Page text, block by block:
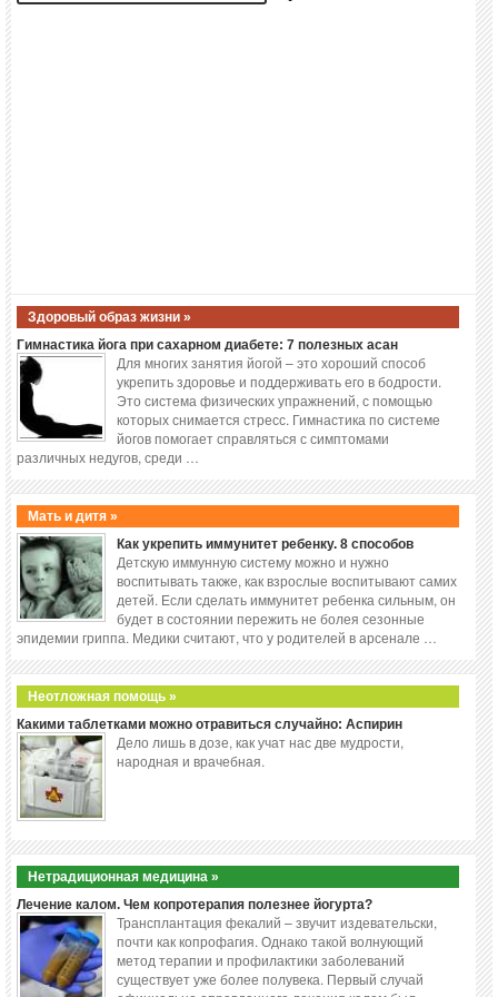
Здоровый образ жизни »
Гимнастика йога при сахарном диабете: 7 полезных асан
Для многих занятия йогой – это хороший способ
укрепить здоровье и поддерживать его в бодрости.
Это система физических упражнений, с помощью
которых снимается стресс. Гимнастика по системе
йогов помогает справляться с симптомами
различных недугов, среди …
Мать и дитя »
Как укрепить иммунитет ребенку. 8 способов
Детскую иммунную систему можно и нужно
воспитывать также, как взрослые воспитывают самих
детей. Если сделать иммунитет ребенка сильным, он
будет в состоянии пережить не болея сезонные
эпидемии гриппа. Медики считают, что у родителей в арсенале …
Неотложная помощь »
Какими таблетками можно отравиться случайно: Аспирин
Дело лишь в дозе, как учат нас две мудрости,
народная и врачебная.
Нетрадиционная медицина »
Лечение калом. Чем копротерапия полезнее йогурта?
Трансплантация фекалий – звучит издевательски,
почти как копрофагия. Однако такой волнующий
метод терапии и профилактики заболеваний
существует уже более полувека. Первый случай